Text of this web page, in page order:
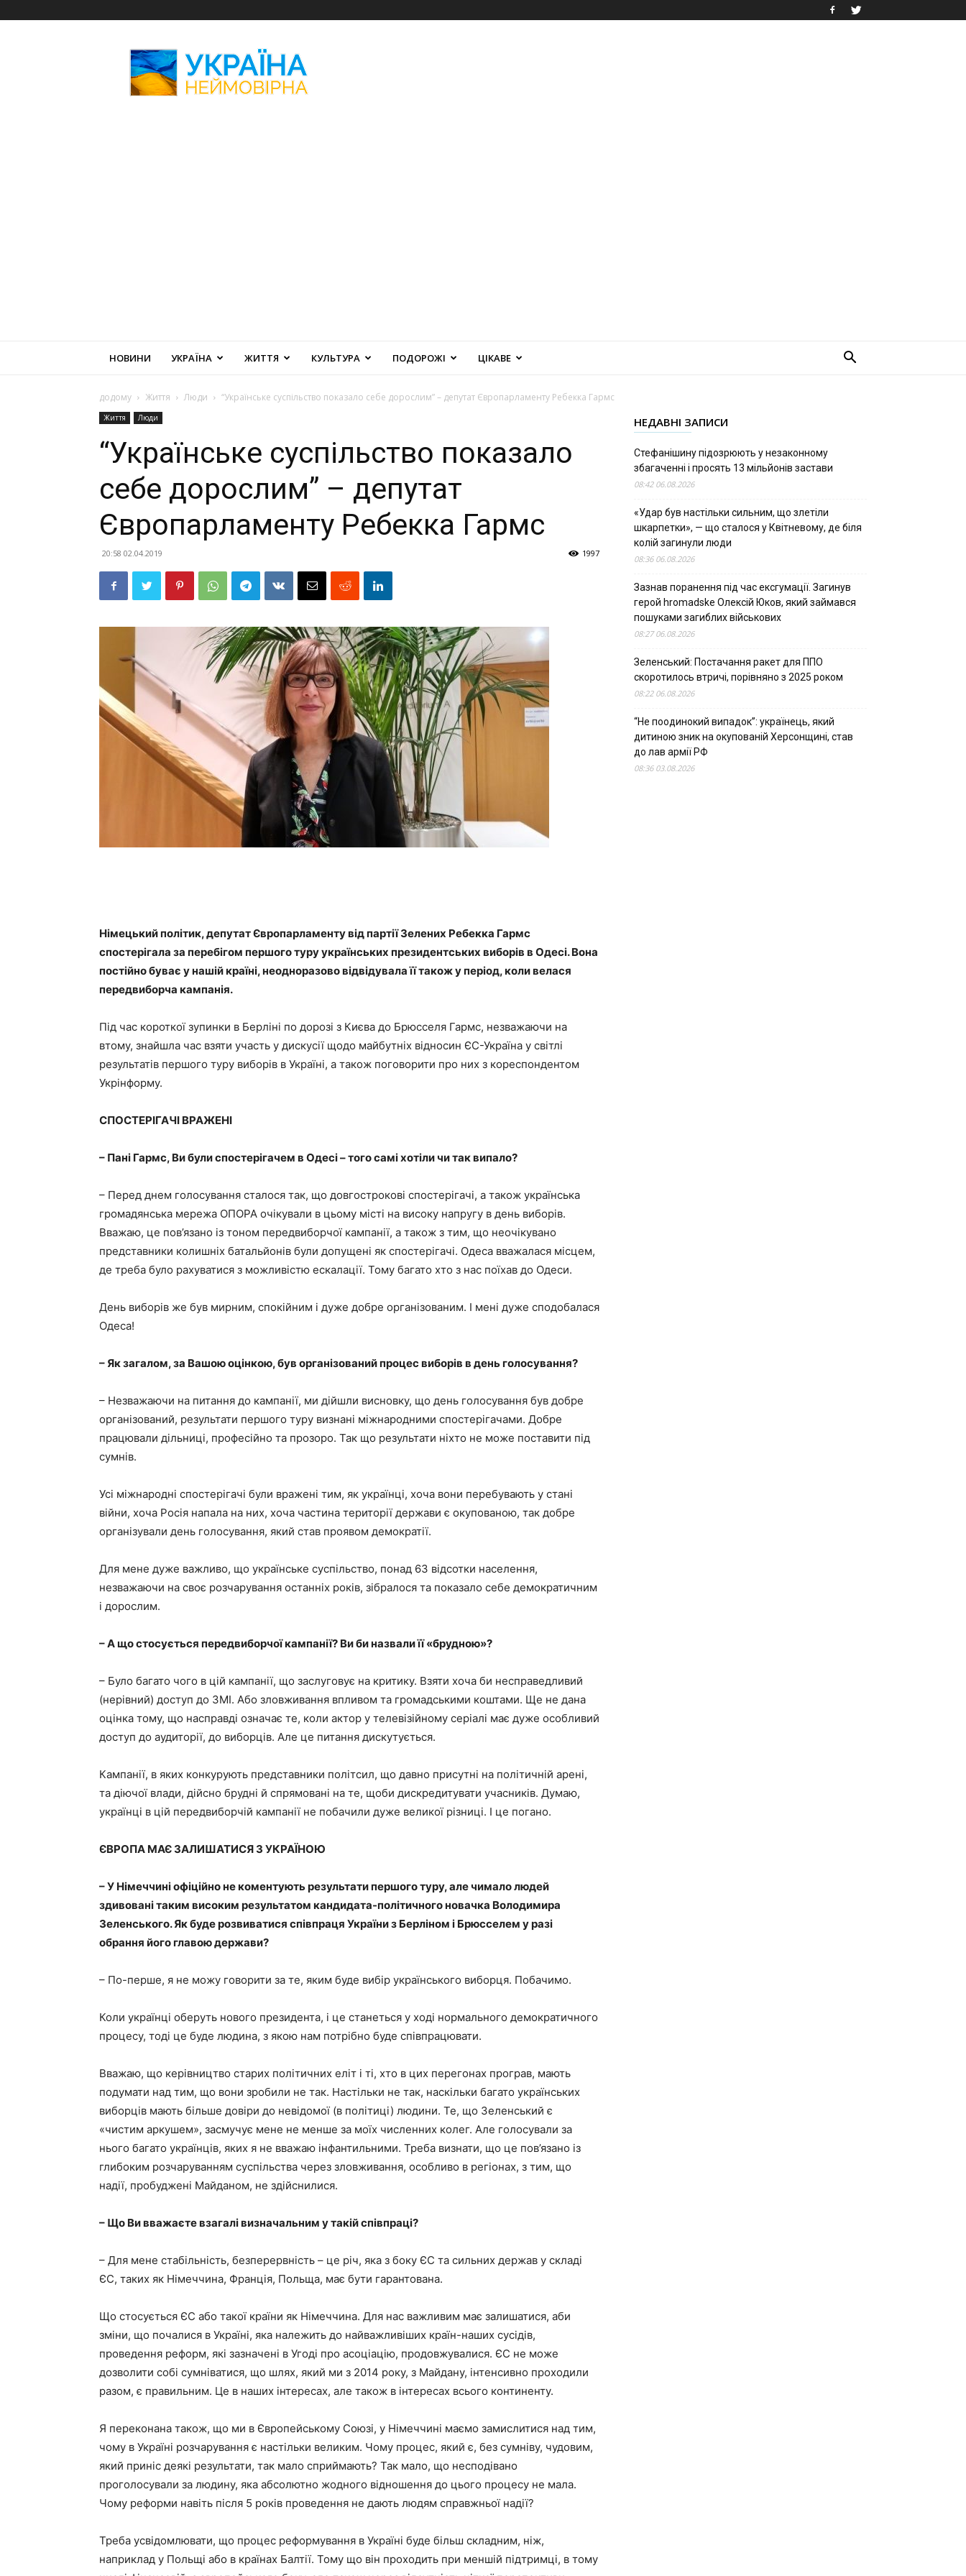
Неймовірна
НОВИНИ УКРАЇНА ЖИТТЯ КУЛЬТУРА ПОДОРОЖІ ЦІКАВЕ
додому Життя Люди “Українське суспільство показало себе дорослим” – депутат Європарламенту Ребекка Гармс
Життя Люди
“Українське суспільство показало
себе дорослим” – депутат
Європарламенту Ребекка Гармс
20:58 02.04.2019 1997
Німецький політик, депутат Європарламенту від партії Зелених Ребекка Гармс
спостерігала за перебігом першого туру українських президентських виборів в Одесі. Вона
постійно буває у нашій країні, неодноразово відвідувала її також у період, коли велася
передвиборча кампанія.
Під час короткої зупинки в Берліні по дорозі з Києва до Брюсселя Гармс, незважаючи на
втому, знайшла час взяти участь у дискусії щодо майбутніх відносин ЄС-Україна у світлі
результатів першого туру виборів в Україні, а також поговорити про них з кореспондентом
Укрінформу.
СПОСТЕРІГАЧІ ВРАЖЕНІ
– Пані Гармс, Ви були спостерігачем в Одесі – того самі хотіли чи так випало?
– Перед днем голосування сталося так, що довгострокові спостерігачі, а також українська
громадянська мережа ОПОРА очікували в цьому місті на високу напругу в день виборів.
Вважаю, це пов’язано із тоном передвиборчої кампанії, а також з тим, що неочікувано
представники колишніх батальйонів були допущені як спостерігачі. Одеса вважалася місцем,
де треба було рахуватися з можливістю ескалації. Тому багато хто з нас поїхав до Одеси.
День виборів же був мирним, спокійним і дуже добре організованим. І мені дуже сподобалася
Одеса!
– Як загалом, за Вашою оцінкою, був організований процес виборів в день голосування?
– Незважаючи на питання до кампанії, ми дійшли висновку, що день голосування був добре
організований, результати першого туру визнані міжнародними спостерігачами. Добре
працювали дільниці, професійно та прозоро. Так що результати ніхто не може поставити під
сумнів.
Усі міжнародні спостерігачі були вражені тим, як українці, хоча вони перебувають у стані
війни, хоча Росія напала на них, хоча частина території держави є окупованою, так добре
організували день голосування, який став проявом демократії.
Для мене дуже важливо, що українське суспільство, понад 63 відсотки населення,
незважаючи на своє розчарування останніх років, зібралося та показало себе демократичним
і дорослим.
– А що стосується передвиборчої кампанії? Ви би назвали її «брудною»?
– Було багато чого в цій кампанії, що заслуговує на критику. Взяти хоча би несправедливий
(нерівний) доступ до ЗМІ. Або зловживання впливом та громадськими коштами. Ще не дана
оцінка тому, що насправді означає те, коли актор у телевізійному серіалі має дуже особливий
доступ до аудиторії, до виборців. Але це питання дискутується.
Кампанії, в яких конкурують представники політсил, що давно присутні на політичній арені,
та діючої влади, дійсно брудні й спрямовані на те, щоби дискредитувати учасників. Думаю,
українці в цій передвиборчій кампанії не побачили дуже великої різниці. І це погано.
ЄВРОПА МАЄ ЗАЛИШАТИСЯ З УКРАЇНОЮ
– У Німеччині офіційно не коментують результати першого туру, але чимало людей
здивовані таким високим результатом кандидата-політичного новачка Володимира
Зеленського. Як буде розвиватися співпраця України з Берліном і Брюсселем у разі
обрання його главою держави?
– По-перше, я не можу говорити за те, яким буде вибір українського виборця. Побачимо.
Коли українці оберуть нового президента, і це станеться у ході нормального демократичного
процесу, тоді це буде людина, з якою нам потрібно буде співпрацювати.
Вважаю, що керівництво старих політичних еліт і ті, хто в цих перегонах програв, мають
подумати над тим, що вони зробили не так. Настільки не так, наскільки багато українських
виборців мають більше довіри до невідомої (в політиці) людини. Те, що Зеленський є
«чистим аркушем», засмучує мене не менше за моїх численних колег. Але голосували за
нього багато українців, яких я не вважаю інфантильними. Треба визнати, що це пов’язано із
глибоким розчаруванням суспільства через зловживання, особливо в регіонах, з тим, що
надії, пробуджені Майданом, не здійснилися.
– Що Ви вважаєте взагалі визначальним у такій співпраці?
– Для мене стабільність, безперервність – це річ, яка з боку ЄС та сильних держав у складі
ЄС, таких як Німеччина, Франція, Польща, має бути гарантована.
Що стосується ЄС або такої країни як Німеччина. Для нас важливим має залишатися, аби
зміни, що почалися в Україні, яка належить до найважливіших країн-наших сусідів,
проведення реформ, які зазначені в Угоді про асоціацію, продовжувалися. ЄС не може
дозволити собі сумніватися, що шлях, який ми з 2014 року, з Майдану, інтенсивно проходили
разом, є правильним. Це в наших інтересах, але також в інтересах всього континенту.
Я переконана також, що ми в Європейському Союзі, у Німеччині маємо замислитися над тим,
чому в Україні розчарування є настільки великим. Чому процес, який є, без сумніву, чудовим,
який приніс деякі результати, так мало сприймають? Так мало, що несподівано
проголосували за людину, яка абсолютно жодного відношення до цього процесу не мала.
Чому реформи навіть після 5 років проведення не дають людям справжньої надії?
Треба усвідомлювати, що процес реформування в Україні буде більш складним, ніж,
наприклад у Польщі або в країнах Балтії. Тому що він проходить при меншій підтримці, в тому
НЕДАВНІ ЗАПИСИ
Стефанішину підозрюють у незаконному
збагаченні і просять 13 мільйонів застави
08:42 06.08.2026
«Удар був настільки сильним, що злетіли
шкарпетки», — що сталося у Квітневому, де біля
колій загинули люди
08:36 06.08.2026
Зазнав поранення під час ексгумації. Загинув
герой hromadske Олексій Юков, який займався
пошуками загиблих військових
08:27 06.08.2026
Зеленський: Постачання ракет для ППО
скоротилось втричі, порівняно з 2025 роком
08:22 06.08.2026
“Не поодинокий випадок”: українець, який
дитиною зник на окупованій Херсонщині, став
до лав армії РФ
08:36 03.08.2026